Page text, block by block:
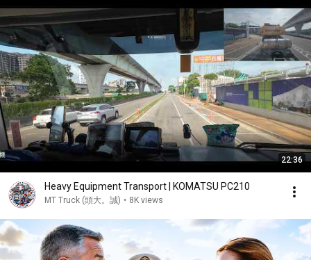
22:36
Heavy Equipment Transport | KOMATSU PC210
MT Truck (頭大。誠) • 8K views